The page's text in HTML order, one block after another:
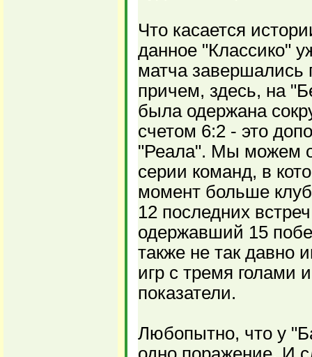
Что касается
данное "Классико"
матча завершались
причем, здесь, на
была одержана
счетом 6:2 - это
"Реала". Мы можем
серии команд, в
момент больше
12 последних
одержавший 15
также не так давно
игр с тремя
показатели.
Любопытно, что у